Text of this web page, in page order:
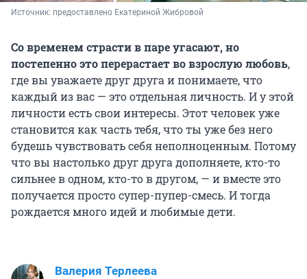
Источник: предоставлено Екатериной Жибровой
Со временем страсти в паре угасают, но
постепенно это перерастает во взрослую любовь,
где вы уважаете друг друга и понимаете, что
каждый из вас — это отдельная личность. И у этой
личности есть свои интересы. Этот человек уже
становится как часть тебя, что ты уже без него
будешь чувствовать себя неполноценным. Потому
что вы настолько друг друга дополняете, кто-то
сильнее в одном, кто-то в другом, — и вместе это
получается просто супер-пупер-смесь. И тогда
рождается много идей и любимые дети.
Валерия Терлеева